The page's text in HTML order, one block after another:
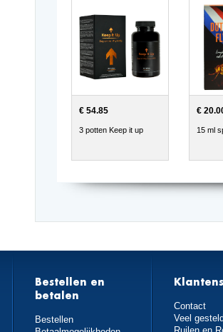
€ 54.85
3 potten Keep it up
€
15 ml
Bestellen en
betalen
Bestellen
Contact
Veel